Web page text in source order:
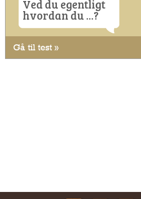
Ved du egentligt
hvordan du ...?
Gå til test »